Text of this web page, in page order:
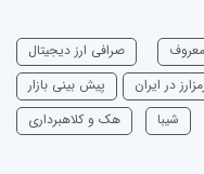
معروف
صرافی ارز دیجیتال
در ایران
پیش بینی بازار
شیبا هک و کلاهبرداری